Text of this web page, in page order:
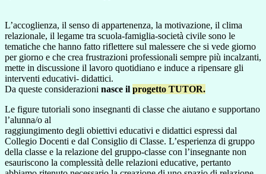
L’accoglienza, il senso di appartenenza, la motivazione, il clima
relazionale, il legame tra scuola-famiglia-società civile sono le
tematiche che hanno fatto riflettere sul malessere che si vede giorno
per giorno e che crea frustrazioni professionali sempre più incalzanti,
mette in discussione il lavoro quotidiano e induce a ripensare gli
interventi educativi- didattici.
Da queste considerazioni nasce il progetto TUTOR.
Le figure tutoriali sono insegnanti di classe che aiutano e supportano
l’alunna/o al
raggiungimento degli obiettivi educativi e didattici espressi dal
Collegio Docenti e dal Consiglio di Classe. L’esperienza di gruppo
della classe e la relazione del gruppo-classe con l’insegnante non
esauriscono la complessità delle relazioni educative, pertanto